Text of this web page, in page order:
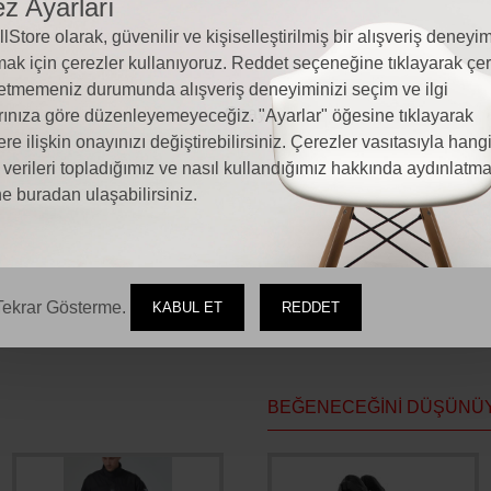
Ayarları
olarak, güvenilir ve kişiselleştirilmiş bir alışveriş
için çerezler kullanıyoruz. Reddet seçeneğine tıklayarak
durumunda alışveriş deneyiminizi seçim ve ilgi
göre düzenleyemeyeceğiz. "Ayarlar" öğesine tıklayarak
ilişkin onayınızı değiştirebilirsiniz. Çerezler vasıtasıyla hangi
topladığımız ve nasıl kullandığımız hakkında aydınlatma
buradan ulaşabilirsiniz.
KABUL ET REDDET
Gösterme.
MOTOALLSTORE HAKKINDA MAĞAZA
BEĞENECEĞINI